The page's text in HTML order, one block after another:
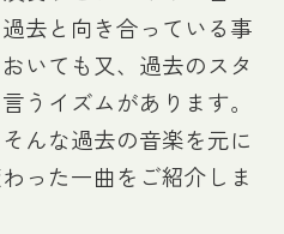
去と向き合っている事
いても又、過去のスタ
うイズムがあります。
んな過去の音楽を元に
った一曲をご紹介しま